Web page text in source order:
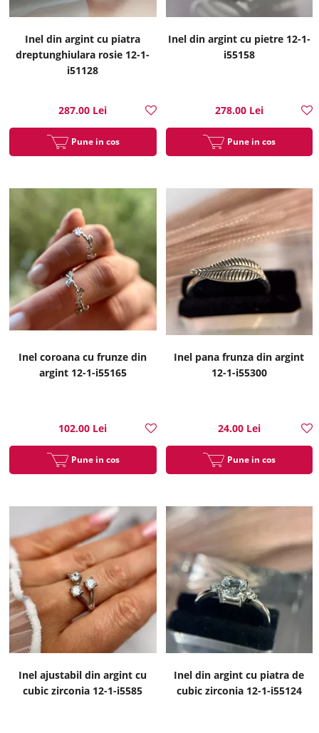
Inel din argint cu piatra
dreptunghiulara rosie 12-1-
i51128
287.00 Lei
Pune in cos
Inel din argint cu pietre 12-1-
i55158
278.00 Lei
Pune in cos
Inel coroana cu frunze din
argint 12-1-i55165
102.00 Lei
Pune in cos
Inel pana frunza din argint
12-1-i55300
24.00 Lei
Pune in cos
Inel ajustabil din argint cu
cubic zirconia 12-1-i5585
Inel din argint cu piatra de
cubic zirconia 12-1-i55124